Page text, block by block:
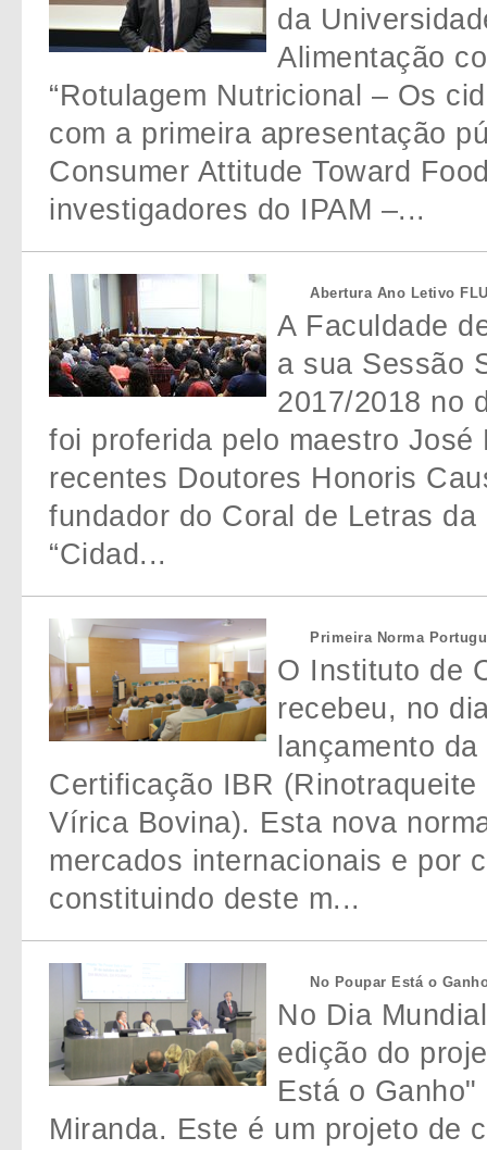
da
Alimentação
“Rotulagem Nutricional – Os
com a primeira apresentação
Consumer Attitude Toward
investigadores do IPAM –...
Abertura Ano Letivo
A Faculdade
a sua Sessão
2017/2018 no
foi proferida pelo maestro
recentes Doutores Honoris
fundador do Coral de Letras
“Cidad...
Primeira Norma
O Instituto de
recebeu, no
lançamento
Certificação IBR
Vírica Bovina). Esta nova
mercados internacionais e por
constituindo deste m...
No Poupar Está o
No Dia
edição do
Está o
Miranda. Este é um projeto de